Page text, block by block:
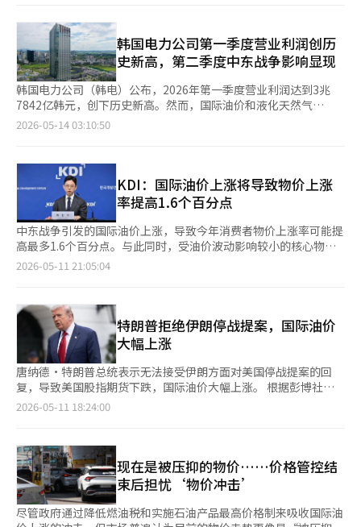
声称核开发是其和平目的的主权权利。 问题在于铀浓缩水平和核
设施的运作范围。西方怀疑伊朗已接近实际核武器制造的最后阶
段，而伊朗则反驳称美国的单边制裁和压力反而加剧了紧张局势。
此外，以色列问题也交织其中。以色列将伊朗的核武装视为对国家
生存的威胁，因此在国内不断提出必要时进行先发制人的强硬论。
实际上，中东的军事紧张局势大多围绕伊朗核设施和以色列的安全
问题展开。 然而，在此次北京峰会后，外交界的氛围似乎有所变
化。美国和中国都意识到，当前难以承受中东的全面冲突。美国已
中国在经济放缓、出口减少和房地产风险中迫切需要稳定的能源供
应。 因此，分析认为，两国开始更加重视“管理危险爆炸”的机
制，而非“彻底解决伊朗核问题”。即，核武器的完全废弃不如某
种程度的冻结和国际监督的加强，以及霍尔木兹海峡的安全通行保
障成为现实的妥协方案。 尤其是中国的角色日益重要。近年来，
中伊关系迅速升温。中国已经成为伊朗最大的原油进口国之一，实
际上是伊朗经济的重要生命线。 两国签署了长期经济合作协议，
扩大了在能源、基础设施、铁路、港口和通信等领域的合作。在中
峡的战略要地。 在中国看来，伊朗不仅仅是一个产油国，更是对
美国主导的海洋秩序的战略缓冲区，是维护能源安全的核心支柱。
实际上，中国在国际制裁下仍以多种方式维持对伊朗原油的进口。
中国的炼油企业持续以折扣价格采购伊朗原油，这对中国工业经济
的能源稳定发挥了重要作用。 然而，伊朗同样需要中国。在美国
和西方制裁限制国际金融网络接入的情况下，中国实际上成为了伊
朗最大的贸易伙伴。中国企业的投资、消费品供应和基础设施建设
化，能源价格飙升和海上物流混乱将对中国经济造成冲击。 正是
在这一点上，此次美中峰会的意义凸显出来。美国希望中国在一定
程度上管理伊朗，而中国则希望美国不要过度扩大中东紧张局势。
换句话说，两国在竞争的同时，在中东风险管理上也存在一定的共
同利益。 那么，霍尔木兹海峡通行安全和伊朗核冻结的联合声明
前基本保持封锁状态，国际油价维持在每桶100美元的水平。13日
（当地时间），纽约商业交易所6月交货的美国西德克萨斯中质原
油（WTI）收盘时下跌1.16美元（1.14%），报101.02美元。 美国
4月份生产者物价指数（PPI）较上月上涨1.4%，同比上涨6.0%，
超出市场预期。随着消费者物价指数（CPI）和PPI均超出预期，通
胀担忧加剧，美国国债收益率，尤其是长期债券收益率上升。美元
也因美国国债收益率的上升而走强。 民经济学家闵京元表
示：“随着债券收益率的上升，美元走强的趋势也愈加明显。”他
他还提到：“进口商的积极买入反应，加上美国股市强劲带来的居
民海外股票投资的兑换需求，都是支撑美元实际需求的因素。”但
他也指出：“出口商的延期结汇量和当局的速度调控警惕将限制汇
率的上行空间。”※ 本报道经人工智能（AI）系统翻译与编辑。
韩国电力公司第一季度营业利润创历
史新高，第二季度中东战争影响显现
韩国电力公司（韩电）公布，2026年第一季度营业利润达到3兆
7842亿韩元，创下历史新高。然而，国际油价和液化天然气
（LNG）价格上涨的影响，使得第二季度的业绩前景充满不确定
5190亿韩元。这是韩电自2023年第三季度以来连续第11个季度实
现盈利。 营业利润的增长主要得益于电力批发价格（SMP）的下
降。第一季度平均SMP为107.1韩元/kWh，比去年下降7.4%，而
电力销售收入则增加了121亿韩元（0.1%）。 此外，韩电通过紧
缩管理和财务健全计划，减少了4000亿韩元的成本。通过扩大首
都圈灵活电力的限量和降低发电成本，节省了约3000亿韩元的购
电费用。利用人工智能（AI）提升资产管理系统的效率，进一步节
省了约1000亿韩元的设备维护费用。 因此，因俄罗斯与乌克兰战
营业亏损高达47兆8000亿韩元，而截至2026年第一季度，这一数
字已缩减至34兆韩元。 然而，韩电仍面临206兆韩元的债务和128
兆韩元的借款，日均利息支出高达114亿韩元。 更大的问题在于第
二季度。由于中东战争，国际燃料价格和汇率可能会进一步上涨。
战争前，国际油价约为每桶64.9美元，而上个月已上涨至105.7美
元。韩元对美元汇率也从战争前的1453.3韩元升至1487.4韩元。
韩电相关人士表示：“中东战争的影响尚未反映在第一季度的业绩
中，预计将在第二季度开始显现。虽然恢复财务健康刻不容缓，但
道：“为降低成本，我们将继续推进电力市场制度改革和电力设备
维护标准的效率提升等内部自救措施。”※ 本报道经人工智能
（AI）系统翻译与编辑。
2026-05-14 03:10:50
KDI：国际油价上涨将导致物价上涨
率提高1.6个百分点
中东战争引发的国际油价上涨，导致今年消费者物价上涨率可能提
高最多1.6个百分点。与此同时，受油价波动影响较小的核心物价
也预计将上涨0.1个百分点。 韩国开发研究院(KDI)于11日发布了
上涨率可能提高1.0至1.6个百分点。此外，若高油价持续，核心物
价在明年也可能面临上行压力。 调查显示，当国际油价（迪拜
油）上涨10个百分点时，国内石油类价格上涨率将增加2.69个百分
点。通常情况下，迪拜油的上涨对核心物价没有影响。然而，由于
运输不确定性导致的迪拜油上涨（10个百分点）可能会使核心物价
上涨率提高0.10个百分点。 这意味着，运输不确定性不仅会推动石
油类商品的成本上涨，还可能影响工业产品、服务等非石油类商品
的价格。国际油价对核心物价的影响在初期对消费者物价的冲击较
等措施，分析认为物价不会超过3%。根据3月份的数据，最高价格
政策使消费者物价上涨率降低了0.8个百分点，而上个月扩大降低
油税的幅度则使物价下降了0.2个百分点。这些高油价应对措施预
计也会在一定程度上缓解核心物价的上涨率。 KDI研究员马昌石表
示：“如果排除石油类最高价格政策的影响，再加上油税减免的效
果，物价不会超过3。如果没有石油最高价格政策，3%的上涨是完
2026-05-11 21:05:04
特朗普拒绝伊朗停战提案，国际油价
大幅上涨
唐纳德·特朗普总统表示无法接受伊朗方面对美国停战提案的回
复，导致美国股指期货下跌，国际油价大幅上涨。 根据彭博社的
报道，截至韩国时间11日早上9时18分，布伦特原油上涨3.46%，
朗普在10日（当地时间）通过社交媒体Truth Social表示：“我刚
刚阅读了来自伊朗所谓‘代表’的回复，我对此感到不满，完全无
法接受。” 此前，伊朗向美国谈判代表传达了关于结束长期战争
并解除对伊朗制裁的修订回复。华尔街日报（WSJ）报道称，德黑
兰提出将部分高浓缩铀储备转移至第三国的方案，但拒绝了拆除核
2026-05-11 18:24:00
现在是被压抑的物价……价格管控结
束后担忧‘物价冲击’
尽管政府通过降低燃油税和实施石油产品最高价格制来吸收国际油